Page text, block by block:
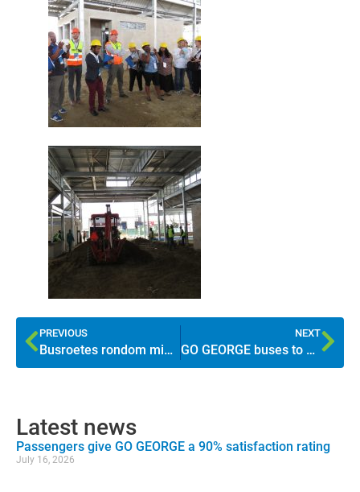
PREVIOUS
Busroetes rondom middedorp uitgebrei
NEXT
GO GEORGE buses to Thembalethu on 11 December
Latest news
Passengers give GO GEORGE a 90% satisfaction rating
July 16, 2026